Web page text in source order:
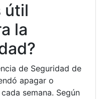
útil
la
de Seguridad de
apagar o
semana. Según